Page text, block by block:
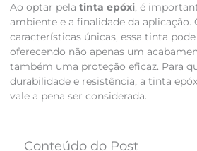
Ao optar pela tinta epóxi, é
ambiente e a finalidade da aplicação.
características únicas, essa tinta
oferecendo não apenas um
também uma proteção eficaz. Para
durabilidade e resistência, a tinta
vale a pena ser considerada.
Conteúdo do Post